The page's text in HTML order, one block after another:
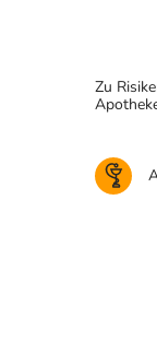
Zu